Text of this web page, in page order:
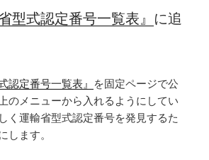
型式認定番号一覧表』 に追
認定番号一覧表』
を固定ページで公
のメニューから入れるようにしてい
く運輸省型式認定番号を発見するた
します。